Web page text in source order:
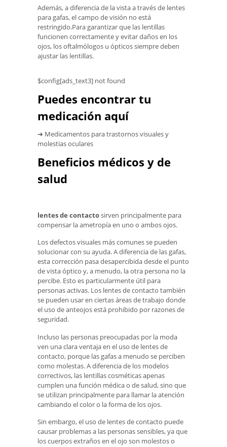
Además, a diferencia de la vista a través de lentes
para gafas, el campo de visión no está
restringido.Para garantizar que las lentillas
funcionen correctamente y evitar daños en los
ojos, los oftalmólogos u ópticos siempre deben
ajustar las lentillas.
$config[ads_text3] not found
Puedes encontrar tu
medicación aquí
➔ Medicamentos para trastornos visuales y
molestias oculares
Beneficios médicos y de
salud
lentes de contactosirven principalmente para
compensar la ametropía en uno o ambos ojos.
Los defectos visuales más comunes se pueden
solucionar con su ayuda. A diferencia de las gafas,
esta corrección pasa desapercibida desde el punto
de vista óptico y, a menudo, la otra persona no la
percibe. Esto es particularmente útil para
personas activas. Los lentes de contacto también
se pueden usar en ciertas áreas de trabajo donde
el uso de anteojos está prohibido por razones de
seguridad.
Incluso las personas preocupadas por la moda
ven una clara ventaja en el uso de lentes de
contacto, porque las gafas a menudo se perciben
como molestas. A diferencia de los modelos
correctivos, las lentillas cosméticas apenas
cumplen una función médica o de salud, sino que
se utilizan principalmente para llamar la atención
cambiando el color o la forma de los ojos.
Sin embargo, el uso de lentes de contacto puede
causar problemas a las personas sensibles, ya que
los cuerpos extraños en el ojo son molestos o